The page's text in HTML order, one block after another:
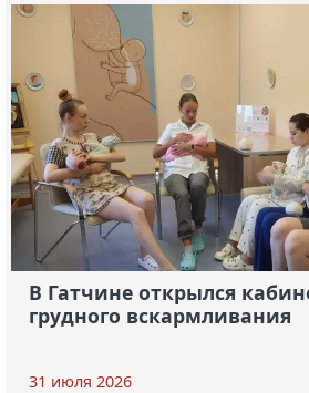
В Гатчине открылся
грудного вскармливания
31 июля 2026